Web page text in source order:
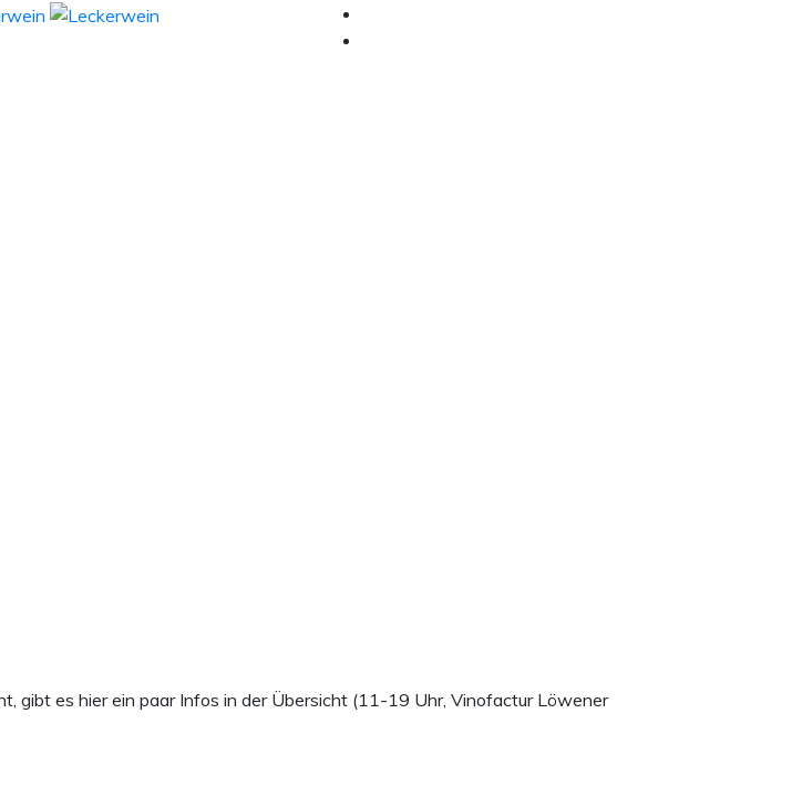
gibt es hier ein paar Infos in der Übersicht (11-19 Uhr, Vinofactur Löwener